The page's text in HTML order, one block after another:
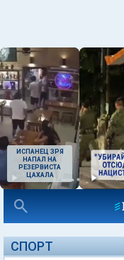
ИСПАНЕЦ ЗРЯ
НАПАЛ НА
РЕЗЕРВИСТА
ЦАХАЛА
СПОРТ